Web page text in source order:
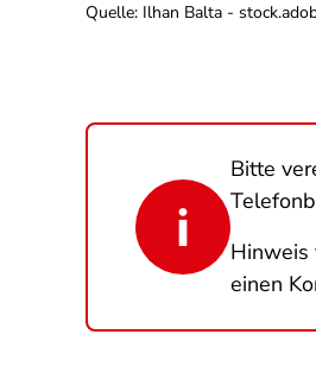
Quelle: Ilhan Balta -
Bitte
einen